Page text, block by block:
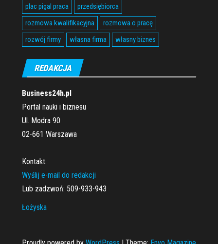
plac pigal praca
przedsiębiorca
rozmowa kwalifikacyjna
rozmowa o pracę
rozwój firmy
własna firma własny biznes
REDAKCJA
Business24h.pl
Portal nauki i biznesu
Ul. Modra 90
02-661 Warszawa
Kontakt:
Wyślij e-mail do redakcji
Lub zadzwoń: 509-933-943
Łożyska